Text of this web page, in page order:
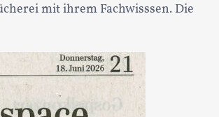
mit ihrem Fachwisssen. Die